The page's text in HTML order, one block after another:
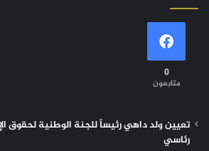
0
متابعون
تعيين ولد داهي رئيساً للجنة الوطنية لحقوق
رئاسي